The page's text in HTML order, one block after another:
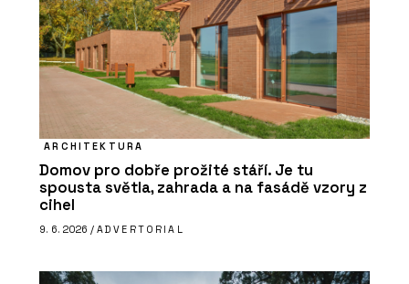
ARCHITEKTURA
Domov pro dobře prožité stáří. Je tu
spousta světla, zahrada a na fasádě vzory z
cihel
9. 6. 2026 / ADVERTORIAL